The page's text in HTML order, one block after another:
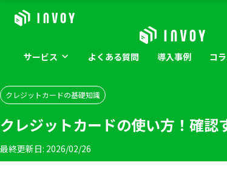
サービス よくある質問 導入事例 コ
クレジットカードの基礎知識
クレジットカードの使い方！確認
最終更新日: 2026/02/26